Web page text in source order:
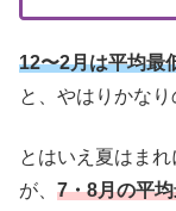
12〜2月は平均最
と、やはりかなり
とはいえ夏はま
が、 7・8月の平